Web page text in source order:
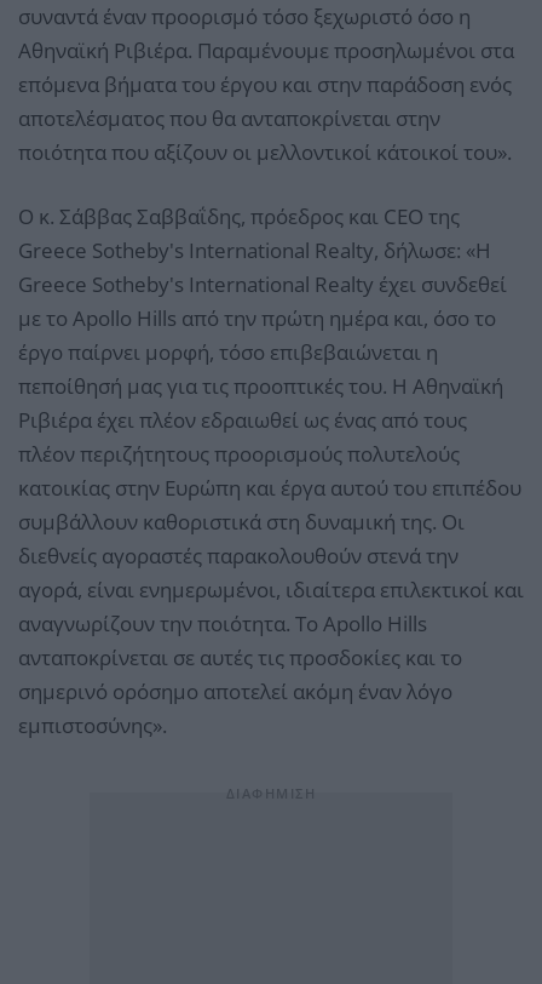
συναντά έναν προορισμό τόσο ξεχωριστό όσο η
Αθηναϊκή Ριβιέρα. Παραμένουμε προσηλωμένοι στα
επόμενα βήματα του έργου και στην παράδοση ενός
αποτελέσματος που θα ανταποκρίνεται στην
ποιότητα που αξίζουν οι μελλοντικοί κάτοικοί του».
Ο κ. Σάββας Σαββαΐδης, πρόεδρος και CEO της
Greece Sotheby's International Realty, δήλωσε: «Η
Greece Sotheby's International Realty έχει συνδεθεί
με το Apollo Hills από την πρώτη ημέρα και, όσο το
έργο παίρνει μορφή, τόσο επιβεβαιώνεται η
πεποίθησή μας για τις προοπτικές του. Η Αθηναϊκή
Ριβιέρα έχει πλέον εδραιωθεί ως ένας από τους
πλέον περιζήτητους προορισμούς πολυτελούς
κατοικίας στην Ευρώπη και έργα αυτού του επιπέδου
συμβάλλουν καθοριστικά στη δυναμική της. Οι
διεθνείς αγοραστές παρακολουθούν στενά την
αγορά, είναι ενημερωμένοι, ιδιαίτερα επιλεκτικοί και
αναγνωρίζουν την ποιότητα. Το Apollo Hills
ανταποκρίνεται σε αυτές τις προσδοκίες και το
σημερινό ορόσημο αποτελεί ακόμη έναν λόγο
εμπιστοσύνης».